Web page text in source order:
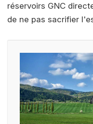
réservoirs GNC
de ne pas sacrifier